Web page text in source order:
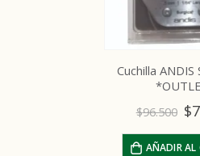
Cuchilla ANDIS
$96.500 $
AÑADIR AL